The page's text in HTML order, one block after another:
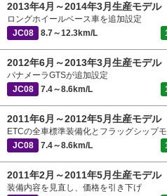
2013年4月～2014年3月生産モデル
ロングホイールベース車を追加設定
JC08
8.7～12.3km/L
2012年6月～2013年3月生産モデル
パナメーラGTSが追加設定
JC08
7.4～8.6km/L
2011年6月～2012年5月生産モデル
ETCの全車標準装備化とフラッグシップ
JC08
7.4～8.6km/L
2011年2月～2011年5月生産モデル
装備内容を見直し、価格を引き下げ